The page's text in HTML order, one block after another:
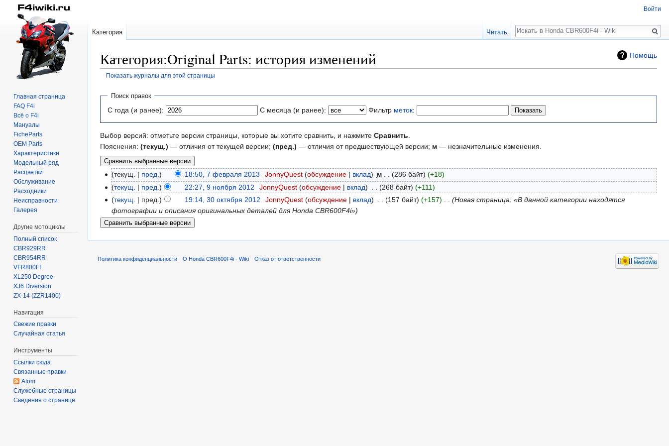
Помощь
Категория:Original Parts: история изменений
Показать журналы для этой страницы
Перейти
навигации
Перейти
поиску
Поиск правок
С года (и ранее): С месяца (и ранее): Фильтр меток:
Выбор версий: отметьте версии страницы, которые вы хотите сравнить, и нажмите Сравнить
Пояснения: (текущ.) — отличия от текущей версии; (пред.) — отличия от предшествующей версии; м — незначительные изменения.
текущ. пред. 18:50, 7 февраля 2013 JonnyQuest обсуждение вклад м 286 байт
+18
текущ.
пред. 22:27, 9 ноября 2012 JonnyQuest обсуждение вклад 268 байт
+111
текущ.
пред. 19:14, 30 октября 2012 JonnyQuest обсуждение вклад 157 байт +157
Новая страница: «В данной категории находятся
фотографии и описания оригинальных деталей для Honda CBR600F4i»
Войти
Категория Читать
Поиск
Главная страница
FAQ F4i
Всё о F4i
Мануалы
FicheParts
OEM Parts
Характеристики
Модельный ряд
Расцветки
Обслуживание
Расходники
Неисправности
Галерея
Другие мотоциклы
Полный список
CBR929RR
CBR954RR
VFR800FI
XL250 Degree
XJ6 Diversion
ZX-14 (ZZR1400)
Навигация
Свежие правки
Случайная статья
Инструменты
Ссылки сюда
Связанные правки
Atom
Служебные страницы
Сведения о странице
Политика конфиденциальности О Honda CBR600F4i - Wiki Отказ от ответственности